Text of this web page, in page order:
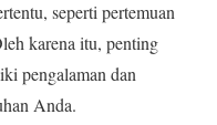
seperti pertemuan
karena itu, penting
pengalaman dan
Anda.